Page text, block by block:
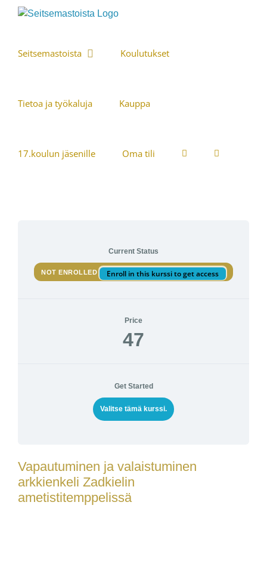
Skip
Seitsemastoista Koulutukset
Tietoa ja työkaluja Kauppa
17.koulun jäsenille Oma tili
Current Status
NOT ENROLLED Enroll in this kurssi to get access
Price
47
Get Started
Valitse tämä kurssi.
Vapautuminen ja valaistuminen
arkkienkeli Zadkielin
ametistitemppelissä